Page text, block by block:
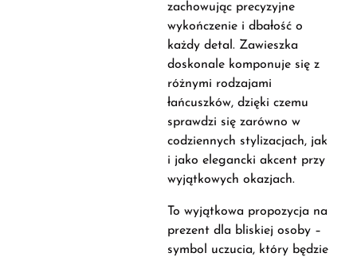
zachowując precyzyjne
wykończenie i dbałość o
każdy detal. Zawieszka
doskonale komponuje się z
różnymi rodzajami
łańcuszków, dzięki czemu
sprawdzi się zarówno w
codziennych stylizacjach, jak
i jako elegancki akcent przy
wyjątkowych okazjach.
To wyjątkowa propozycja na
prezent dla bliskiej osoby –
symbol uczucia, który będzie